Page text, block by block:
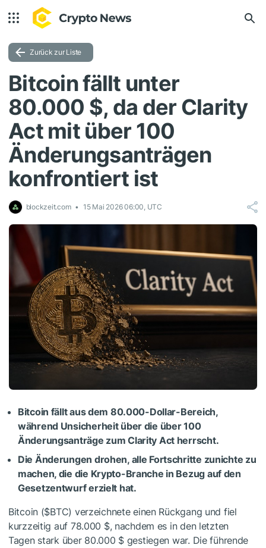
Zurück zur Liste
Bitcoin fällt unter
80.000 $, da der Clarity
Act mit über 100
Änderungsanträgen
konfrontiert ist
blockzeit.com 15 Mai 2026 06:00, UTC
Bitcoin fällt aus dem 80.000-Dollar-Bereich,
während Unsicherheit über die über 100
Änderungsanträge zum Clarity Act herrscht.
Die Änderungen drohen, alle Fortschritte zunichte zu
machen, die die Krypto-Branche in Bezug auf den
Gesetzentwurf erzielt hat.
Bitcoin ($BTC) verzeichnete einen Rückgang und fiel
kurzzeitig auf 78.000 $, nachdem es in den letzten
Tagen stark über 80.000 $ gestiegen war. Die führende